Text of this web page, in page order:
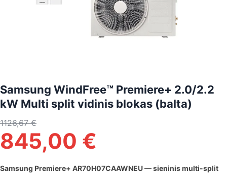
Samsung WindFree™ Premiere+ 2.0/2.2
kW Multi split vidinis blokas (balta)
1126,67€
845,00 €
Samsung Premiere+ AR70H07CAAWNEU — sieninis multi-split